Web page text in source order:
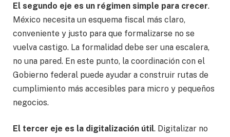
El segundo eje es un régimen simple para crecer.
México necesita un esquema fiscal más claro,
conveniente y justo para que formalizarse no se
vuelva castigo. La formalidad debe ser una escalera,
no una pared. En este punto, la coordinación con el
Gobierno federal puede ayudar a construir rutas de
cumplimiento más accesibles para micro y pequeños
negocios.
El tercer eje es la digitalización útil. Digitalizar no